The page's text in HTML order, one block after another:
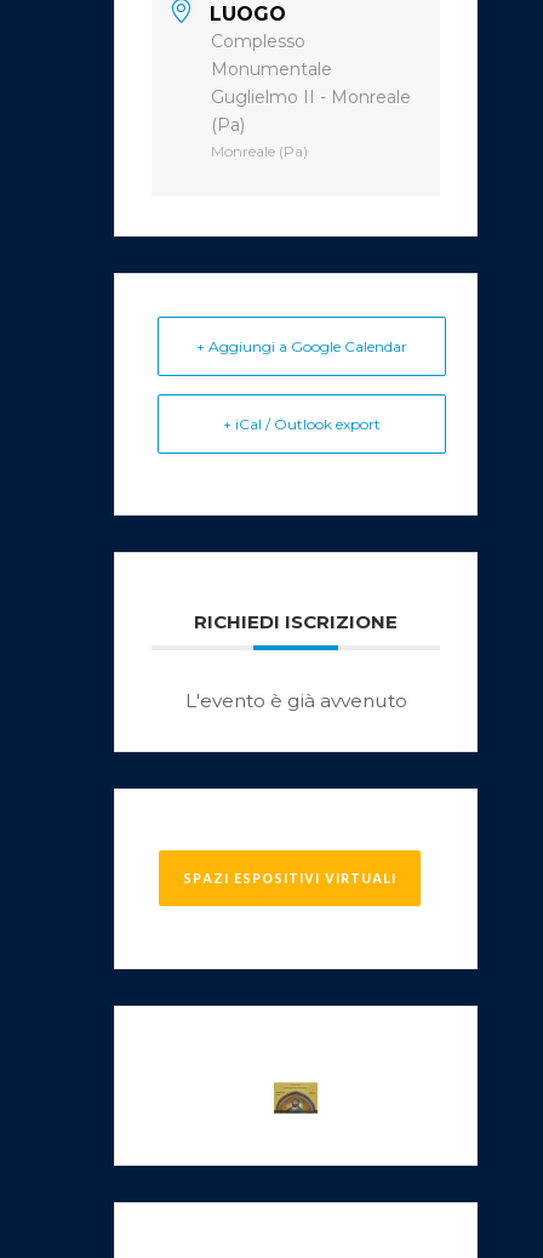
LUOGO
Complesso
Monumentale
Guglielmo II - Monreale
(Pa)
Monreale (Pa)
+ Aggiungi a Google Calendar
+ iCal / Outlook export
RICHIEDI ISCRIZIONE
L'evento è già avvenuto
SPAZI ESPOSITIVI VIRTUALI